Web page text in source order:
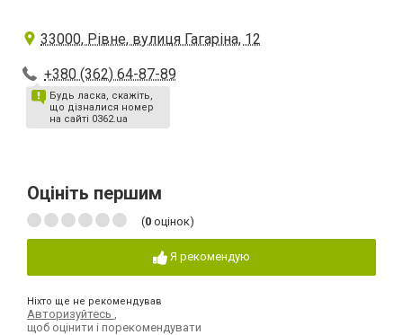
33000, Рівне, вулиця Гагаріна, 12
+380 (362) 64-87-89
Будь ласка, скажіть,
що дізналися номер
на сайті 0362.ua
Оцініть першим
(0 оцінок)
Я рекомендую
Ніхто ще не рекомендував
Авторизуйтесь
щоб оцінити і порекомендувати